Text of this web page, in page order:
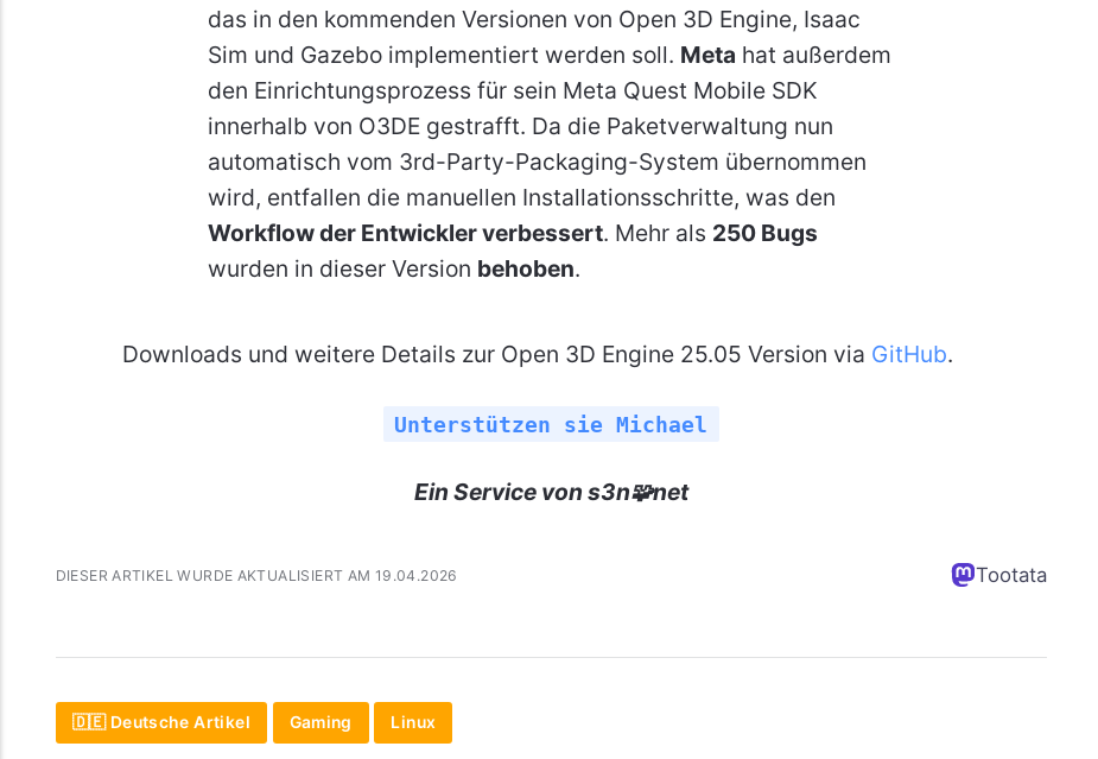
das in den kommenden Versionen von Open 3D Engine, Isaac
Sim und Gazebo implementiert werden soll. Meta hat außerdem
den Einrichtungsprozess für sein Meta Quest Mobile SDK
innerhalb von O3DE gestrafft. Da die Paketverwaltung nun
automatisch vom 3rd-Party-Packaging-System übernommen
wird, entfallen die manuellen Installationsschritte, was den
Workflow der Entwickler verbessert. Mehr als 250 Bugs
wurden in dieser Version behoben.
Downloads und weitere Details zur Open 3D Engine 25.05 Version via GitHub.
Unterstützen sie Michael
Ein Service von s3n🧩net
DIESER ARTIKEL WURDE AKTUALISIERT AM 19.04.2026 Tootata
🇩🇪 Deutsche Artikel Gaming Linux